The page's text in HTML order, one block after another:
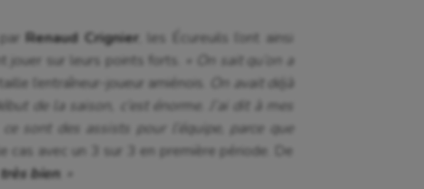
par Renaud Crignier , les Écureuils l’ont ainsi
jouer sur leurs points forts.
« On sait qu’on a
l’entraîneur-joueur amiénois.
On avait déjà
de la saison, c’est énorme. J’ai dit à mes
sont des assists pour l’équipe, parce que
cas avec un 3 sur 3 en première période. De
très bien. »